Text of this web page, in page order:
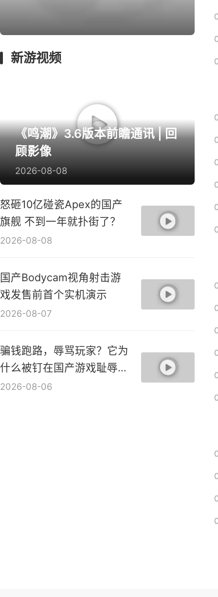
新游视频
《鸣潮》3.6版本前瞻通讯 | 回
顾影像
2026-08-08
怒砸10亿碰瓷Apex的国产
旗舰 不到一年就扑街了？
2026-08-08
国产Bodycam视角射击游
戏发售前首个实机演示
2026-08-07
骗钱跑路，辱骂玩家？它为
什么被钉在国产游戏耻辱柱
上？【是个人物10】
2026-08-06